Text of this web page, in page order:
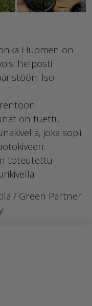
Huomen on
helposti
Iso
on tuettu
joka sopii
toteutettu
/ Green Partner